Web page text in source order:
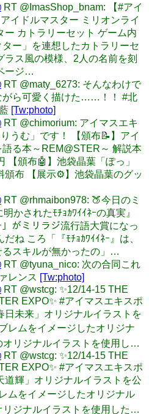
RT @ImasShop_bnam: 【#アイ
イドルマスター ミリオンライ
ー カトラリーセット ゲーム内
ー」を連想したカトラリーセ
ラス風の模様、2人の名前を刻
ージ…
RT @maty_6273: そんなわけで
がら可愛く描けた……！！ #北
[Tw:photo]
RT @chimorium: アイマスエキ
うむ」です！ 【頒布📝】アイ
語る本～REM@STER～ 解説本
【頒布🤖】池袋晶葉「ぽっ」
頒布 【展示⚙️】池袋晶葉のグッ
RT @rhmaibon978: 🍑今日のミ
かされたﾓﾁｮｶﾜｲｲﾈｰの真実』
がミリラジ流行語大賞になっ
ね ころ「『ﾓﾁｮｶﾜｲｲﾈｰ』は、
るスキルが無かったの」…
RT @tyuna_nico: 次の合同これ
レンス [Tw:photo]
RT @wstcg: ✨12/14-15 THE
EXPO✨️ #アイマスエキスポ
日未来」オリジナルイラストを
レムをイメージしたオリジナ
オリジナルイラストを使用し…
RT @wstcg: ✨12/14-15 THE
EXPO✨️ #アイマスエキスポ
道輝」オリジナルイラストを公
ムをイメージしたオリジナル
リジナルイラストを使用した…